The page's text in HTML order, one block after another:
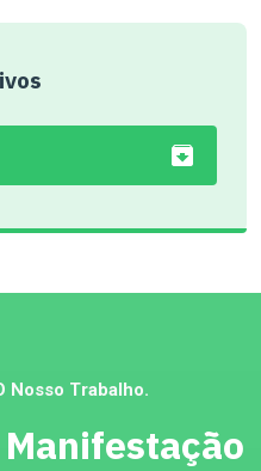
Nosso Trabalho.